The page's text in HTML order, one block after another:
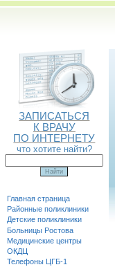
ЗАПИСАТЬСЯ
К ВРАЧУ
ПО ИНТЕРНЕТУ
что хотите найти?
Главная страница
Районные поликлиники
Детские поликлиники
Больницы Ростова
Медицинские центры
ОКДЦ
Телефоны ЦГБ-1